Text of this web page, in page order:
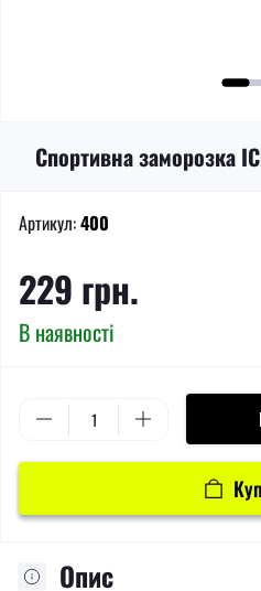
Спортивна заморозка
Артикул:400
229 грн.
В наявності
Опис